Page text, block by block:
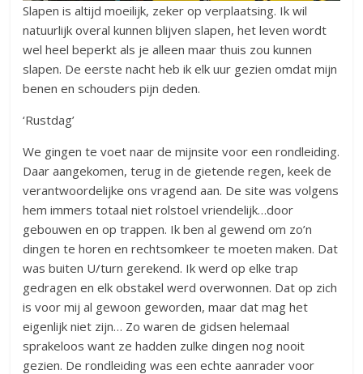
Slapen is altijd moeilijk, zeker op verplaatsing. Ik wil
natuurlijk overal kunnen blijven slapen, het leven wordt
wel heel beperkt als je alleen maar thuis zou kunnen
slapen. De eerste nacht heb ik elk uur gezien omdat mijn
benen en schouders pijn deden.
‘Rustdag’
We gingen te voet naar de mijnsite voor een rondleiding.
Daar aangekomen, terug in de gietende regen, keek de
verantwoordelijke ons vragend aan. De site was volgens
hem immers totaal niet rolstoel vriendelijk…door
gebouwen en op trappen. Ik ben al gewend om zo’n
dingen te horen en rechtsomkeer te moeten maken. Dat
was buiten U/turn gerekend. Ik werd op elke trap
gedragen en elk obstakel werd overwonnen. Dat op zich
is voor mij al gewoon geworden, maar dat mag het
eigenlijk niet zijn… Zo waren de gidsen helemaal
sprakeloos want ze hadden zulke dingen nog nooit
gezien. De rondleiding was een echte aanrader voor